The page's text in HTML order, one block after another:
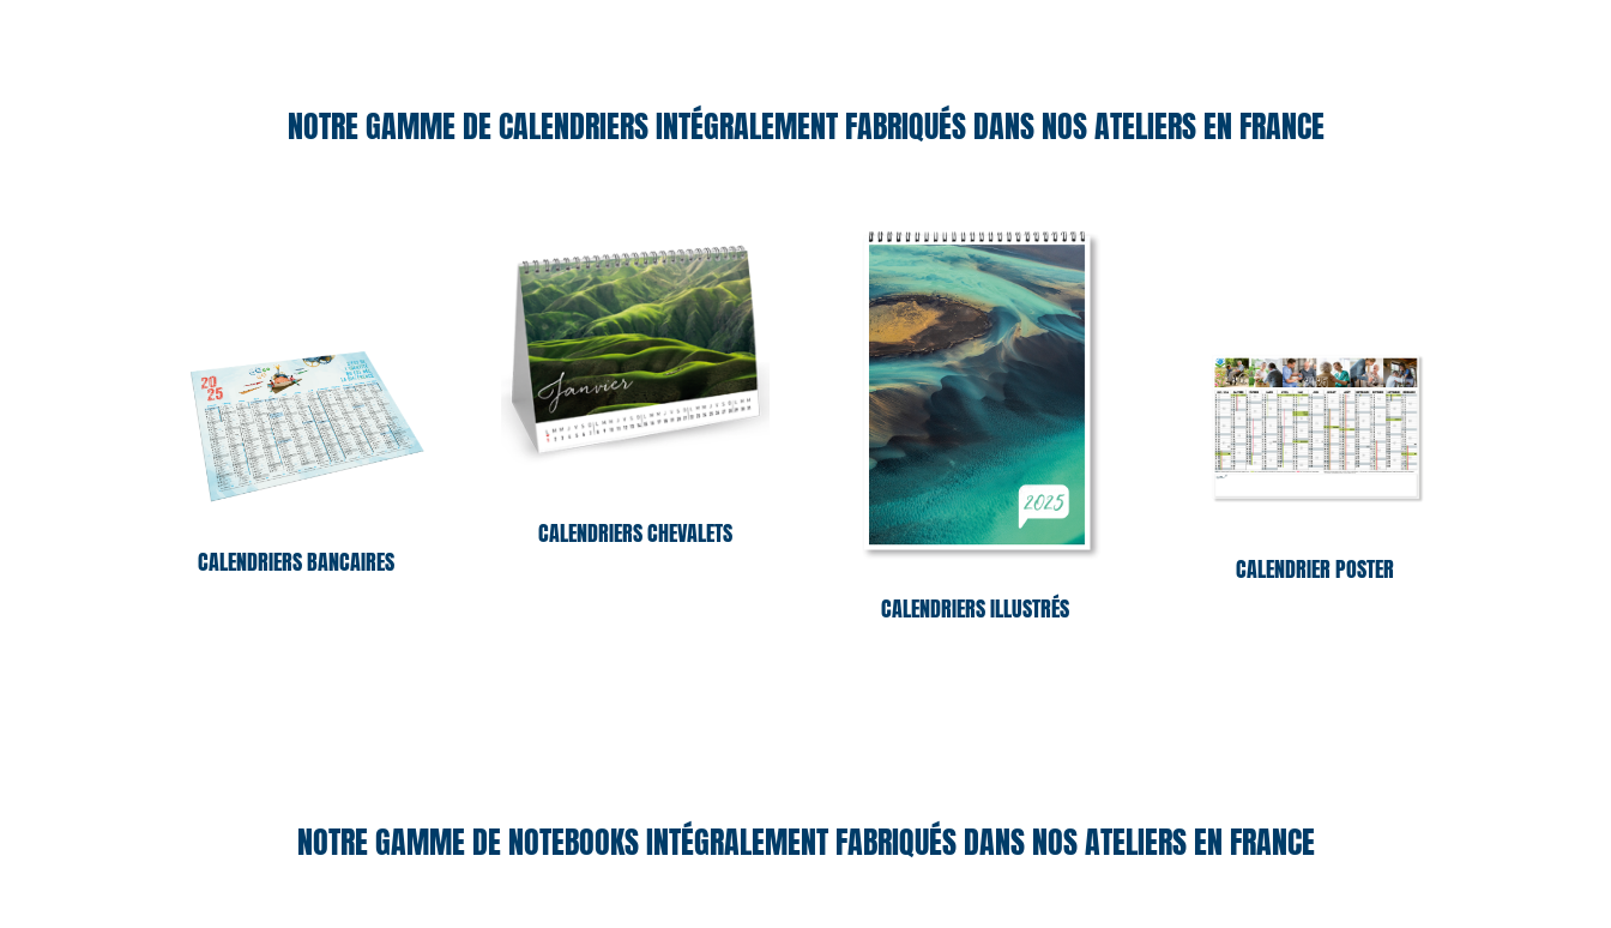
NOTRE GAMME DE CALENDRIERS INTÉGRALEMENT FABRIQUÉS DANS NOS ATELIERS EN FRANCE
CALENDRIERS BANCAIRES
CALENDRIERS CHEVALETS
CALENDRIERS ILLUSTRÉS
CALENDRIER POSTER
NOTRE GAMME DE NOTEBOOKS INTÉGRALEMENT FABRIQUÉS DANS NOS ATELIERS EN FRANCE